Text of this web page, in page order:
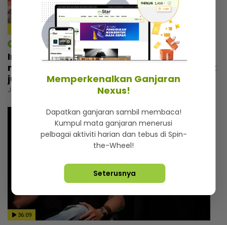
mStar | Hiburan
Irfan Zaini sibuk penggambaran di India,
mak sampai nak buat ‘appointment’ untuk
jumpa
Jumaat, 07 Ogos 2026 4:15 PM
36:09
Memperkenalkan Ganjaran
Nexus!
Dapatkan ganjaran sambil membaca!
Kumpul mata ganjaran menerusi
pelbagai aktiviti harian dan tebus di Spin-
the-Wheel!
Seterusnya